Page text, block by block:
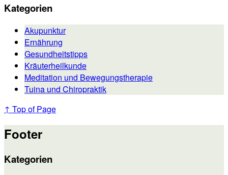
Kategorien
Akupunktur
Ernährung
Gesundheitstipps
Kräuterheilkunde
Meditation und Bewegungstherapie
Tuina und Chiropraktik
↑ Top of Page
Footer
Kategorien